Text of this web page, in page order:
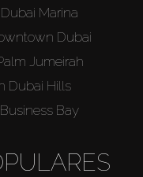
Marina
Dubai
Jumeirah
Dubai Hills
Bay